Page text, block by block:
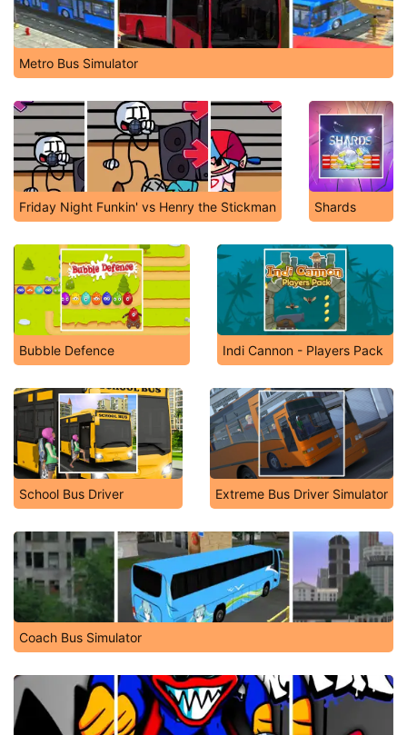
Metro Bus Simulator
Friday Night Funkin' vs Henry the Stickman Shards
Bubble Defence Indi Cannon - Players Pack
School Bus Driver Extreme Bus Driver Simulator
Coach Bus Simulator